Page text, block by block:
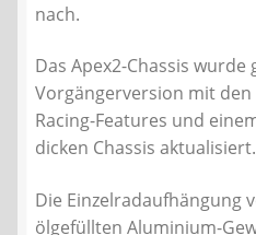
nach.
Das Apex2-Chassis
Vorgängerversion mit
Racing-Features und
dicken Chassis aktualisiert.
Die Einzelradaufhängung
ölgefüllten Aluminium-